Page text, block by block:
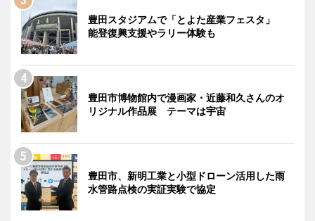
豊田スタジアムで「とよた産業フェスタ」
能登復興支援やラリー体験も
豊田市博物館内で漫画家・近藤和久さんのオ
リジナル作品展 テーマは宇宙
豊田市、新明工業と小型ドローン活用した雨
水管路点検の実証実験で協定